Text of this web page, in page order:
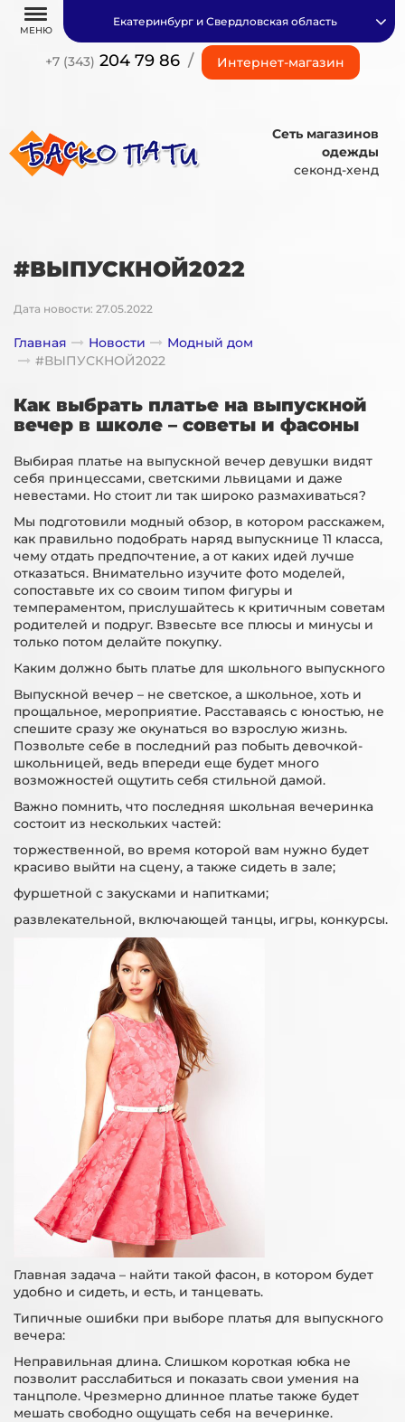
МЕНЮ
+7 (343) 204 79 86 / Интернет-магазин
Екатеринбург и Свердловская область
Сеть магазинов
одежды
секонд-хенд
#ВЫПУСКНОЙ2022
Дата новости: 27.05.2022
Главная Новости
Модный дом
#ВЫПУСКНОЙ2022
Как выбрать платье на выпускной
вечер в школе – советы и фасоны
Выбирая платье на выпускной вечер девушки видят
себя принцессами, светскими львицами и даже
невестами. Но стоит ли так широко размахиваться?
Мы подготовили модный обзор, в котором расскажем,
как правильно подобрать наряд выпускнице 11 класса,
чему отдать предпочтение, а от каких идей лучше
отказаться. Внимательно изучите фото моделей,
сопоставьте их со своим типом фигуры и
темпераментом, прислушайтесь к критичным советам
родителей и подруг. Взвесьте все плюсы и минусы и
только потом делайте покупку.
Каким должно быть платье для школьного выпускного
Выпускной вечер – не светское, а школьное, хоть и
прощальное, мероприятие. Расставаясь с юностью, не
спешите сразу же окунаться во взрослую жизнь.
Позвольте себе в последний раз побыть девочкой-
школьницей, ведь впереди еще будет много
возможностей ощутить себя стильной дамой.
Важно помнить, что последняя школьная вечеринка
состоит из нескольких частей:
торжественной, во время которой вам нужно будет
красиво выйти на сцену, а также сидеть в зале;
фуршетной с закусками и напитками;
развлекательной, включающей танцы, игры, конкурсы.
Главная задача – найти такой фасон, в котором будет
удобно и сидеть, и есть, и танцевать.
Типичные ошибки при выборе платья для выпускного
вечера:
Неправильная длина. Слишком короткая юбка не
позволит расслабиться и показать свои умения на
танцполе. Чрезмерно длинное платье также будет
мешать свободно ощущать себя на вечеринке.